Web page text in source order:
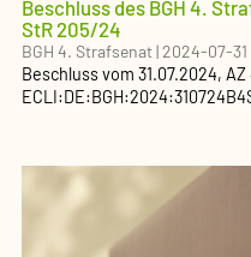
Beschluss des BGH 4.
StR 205/24
BGH 4. Strafsenat|2024-07-31
Beschlussvom 31.07.2024, AZ